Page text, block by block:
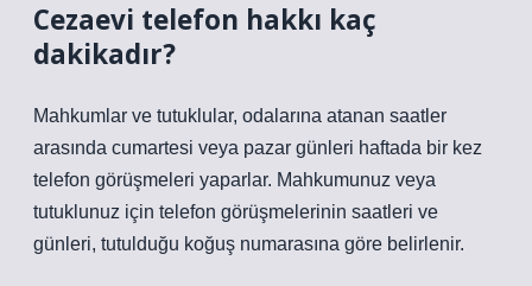
Cezaevi telefon hakkı kaç
dakikadır?
Mahkumlar ve tutuklular, odalarına atanan saatler
arasında cumartesi veya pazar günleri haftada bir kez
telefon görüşmeleri yaparlar. Mahkumunuz veya
tutuklunuz için telefon görüşmelerinin saatleri ve
günleri, tutulduğu koğuş numarasına göre belirlenir.